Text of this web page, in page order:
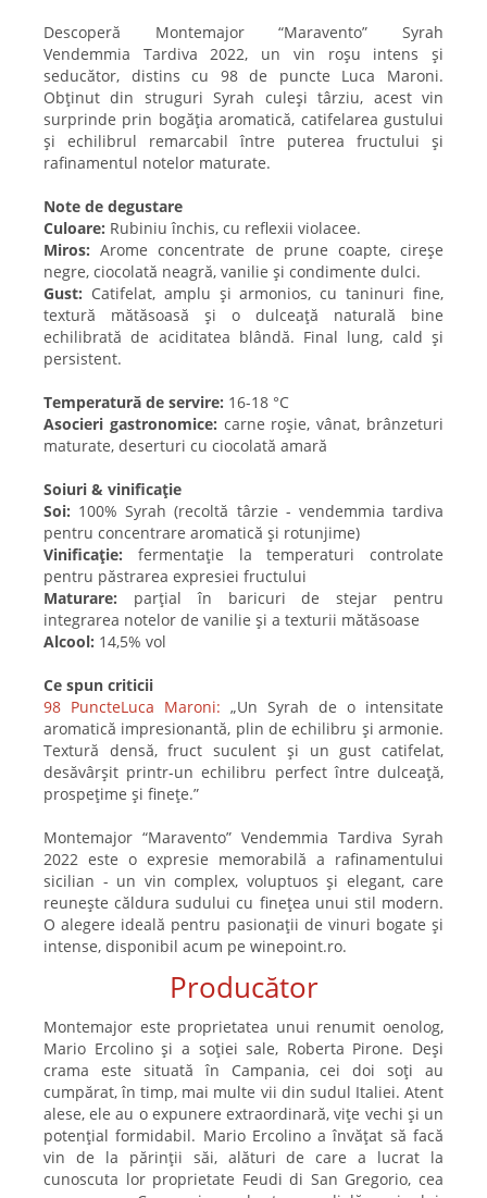
Descoperă Montemajor “Maravento” Syrah
Vendemmia Tardiva 2022, un vin roșu intens și
seducător, distins cu 98 de puncte Luca Maroni.
Obținut din struguri Syrah culeși târziu, acest vin
surprinde prin bogăția aromatică, catifelarea gustului
și echilibrul remarcabil între puterea fructului și
rafinamentul notelor maturate.
Note de degustare
Culoare: Rubiniu închis, cu reflexii violacee.
Miros: Arome concentrate de prune coapte, cireșe
negre, ciocolată neagră, vanilie și condimente dulci.
Gust: Catifelat, amplu și armonios, cu taninuri fine,
textură mătăsoasă și o dulceață naturală bine
echilibrată de aciditatea blândă. Final lung, cald și
persistent.
Temperatură de servire: 16-18 °C
Asocieri gastronomice: carne roșie, vânat, brânzeturi
maturate, deserturi cu ciocolată amară
Soiuri & vinificație
Soi: 100% Syrah (recoltă târzie - vendemmia tardiva
pentru concentrare aromatică și rotunjime)
Vinificație: fermentație la temperaturi controlate
pentru păstrarea expresiei fructului
Maturare: parțial în baricuri de stejar pentru
integrarea notelor de vanilie și a texturii mătăsoase
Alcool: 14,5% vol
Ce spun criticii
98 PuncteLuca Maroni: „Un Syrah de o intensitate
aromatică impresionantă, plin de echilibru și armonie.
Textură densă, fruct suculent și un gust catifelat,
desăvârșit printr-un echilibru perfect între dulceață,
prospețime și finețe.”
Montemajor “Maravento” Vendemmia Tardiva Syrah
2022 este o expresie memorabilă a rafinamentului
sicilian - un vin complex, voluptuos și elegant, care
reunește căldura sudului cu finețea unui stil modern.
O alegere ideală pentru pasionații de vinuri bogate și
intense, disponibil acum pe winepoint.ro.
Producător
Montemajor este proprietatea unui renumit oenolog,
Mario Ercolino și a soției sale, Roberta Pirone. Deși
crama este situată în Campania, cei doi soți au
cumpărat, în timp, mai multe vii din sudul Italiei. Atent
alese, ele au o expunere extraordinară, vițe vechi și un
potențial formidabil. Mario Ercolino a învățat să facă
vin de la părinții săi, alături de care a lucrat la
cunoscuta lor proprietate Feudi di San Gregorio, cea